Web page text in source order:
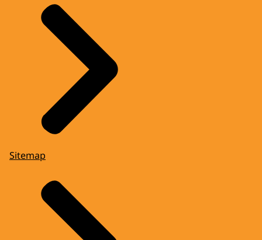
Sitemap